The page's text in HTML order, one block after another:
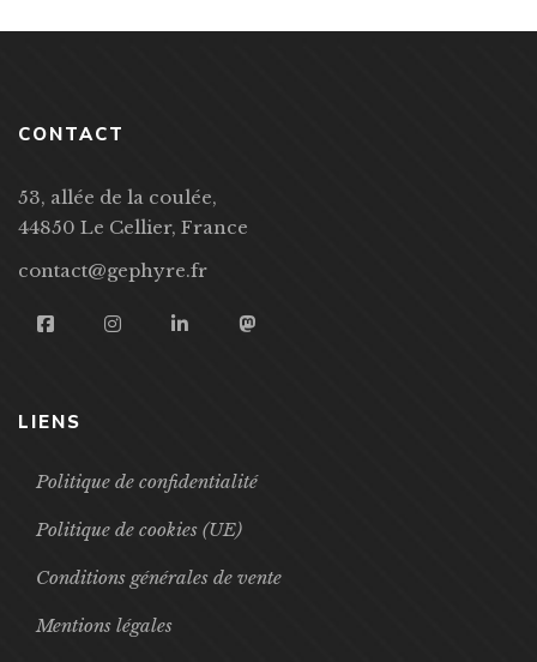
CONTACT
53, allée de la coulée,
44850 Le Cellier, France
contact@gephyre.fr
LIENS
Politique de confidentialité
Politique de cookies (UE)
Conditions générales de vente
Mentions légales